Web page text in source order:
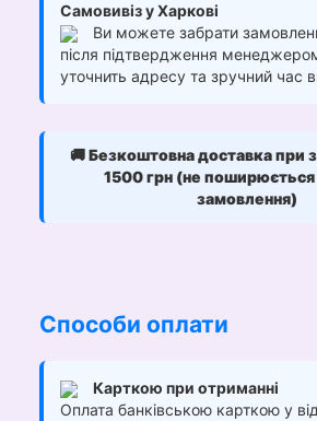
Самовивіз у Харкові
Ви можете забрати
після підтвердження
уточнить адресу та зручний час
🚚Безкоштовна доставка при
1500 грн (не поширюється
замовлення)
Способи оплати
Карткою при отриманні
Оплата банківською карткою у